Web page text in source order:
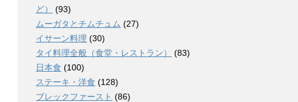
ど）
(93)
ムーガタとチムチュム (27)
イサーン料理 (30)
タイ料理全般（食堂・レストラン）
(83)
日本食 (100)
ステーキ・洋食 (128)
ブレックファースト (86)